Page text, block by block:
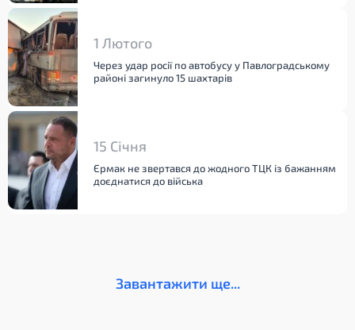
1 Лютого
Через удар росії по автобусу у Павлоградському
районі загинуло 15 шахтарів
15 Січня
Єрмак не звертався до жодного ТЦК із бажанням
доєднатися до війська
Завантажити ще...